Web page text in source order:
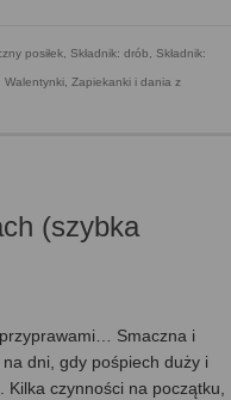
posiłek, Składnik: drób, Składnik:
Walentynki, Zapiekanki i dania z
(szybka
Smaczna i
dni, gdy pośpiech duży i
Kilka czynności na początku,